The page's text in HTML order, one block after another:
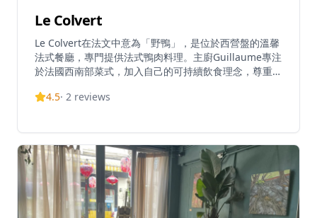
Le Colvert
Le Colvert在法文中意為「野鴨」，是位於西營盤的溫馨
法式餐廳，專門提供法式鴨肉料理。主廚Guillaume專注
於法國西南部菜式，加入自己的可持續飲食理念，尊重鴨
廳直接從法國採購鴨肉，提供三種不同品種：朗德鴨、肥
港13,665家餐廳中排名第7203位。餐廳以將傳統高級法
式菜餚如壓鴨等在小酒館環境中變得更平易近人而聞名。
4.5· 2 reviews